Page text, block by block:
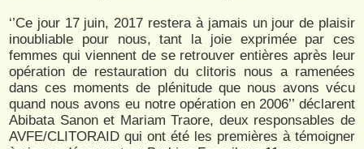
‘’Ce jour 17 juin, 2017 restera à jamais un jour de plaisir
inoubliable pour nous, tant la joie exprimée par ces
femmes qui viennent de se retrouver entières après leur
opération de restauration du clitoris nous a ramenées
dans ces moments de plénitude que nous avons vécu
quand nous avons eu notre opération en 2006’’ déclarent
Abibata Sanon et Mariam Traore, deux responsables de
AVFE/CLITORAID qui ont été les premières à témoigner